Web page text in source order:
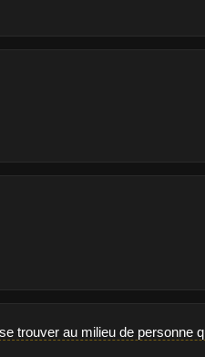
trouver au milieu de personne